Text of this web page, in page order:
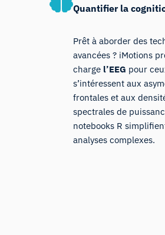
Quantifier la
Prêt à aborder des
avancées ? iMotions
charge l’EEG pour
s’intéressent aux
frontales et aux
spectrales de
notebooks R
analyses complexes.